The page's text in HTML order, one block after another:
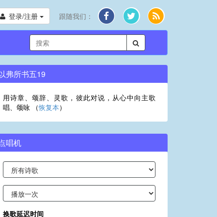
登录/注册 跟随我们：
弗所书五19
用诗章、颂辞、灵歌，彼此对说，从心中向主歌
唱、颂咏 （恢复本）
唱机
换歌延迟时间